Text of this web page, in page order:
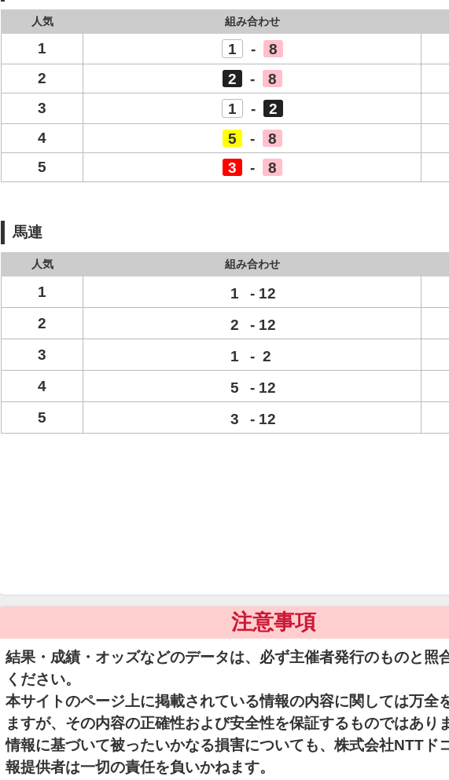
人気 組み合わせ
1 1 - 8
2
2 - 8
3
1 - 2
4
5 - 8
5
3 - 8
馬連
人気 組み合わせ
1 1 - 12
2
2 - 12
3
1 - 2
4
5 - 12
5
3 - 12
注意事項
結果・成績・オッズなどのデータは、必ず主催者発行のものと照
ください。
本サイトのページ上に掲載されている情報の内容に関しては万全
ますが、その内容の正確性および安全性を保証するものではあり
情報に基づいて被ったいかなる損害についても、株式会社NTTド
報提供者は一切の責任を負いかねます。